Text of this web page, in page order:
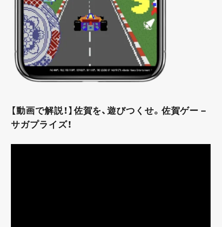
【動画で解説！】佐賀を、遊びつくせ。佐賀ゲー –
サガプライズ！